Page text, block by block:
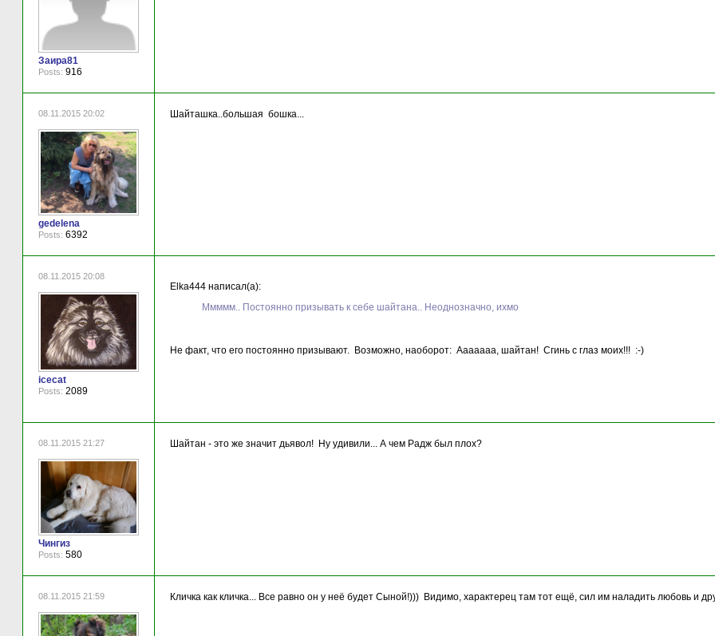
Заира81
Posts: 916
08.11.2015 20:02
gedelena
Posts: 6392
Шайташка..большая бошка...
08.11.2015 20:08
icecat
Posts: 2089
Elka444 написал(а):
Ммммм.. Постоянно призывать к себе шайтана.. Неоднозначно, ихмо
Не факт, что его постоянно призывают. Возможно, наоборот: Ааааааа, шайтан! Сгинь с глаз моих!!! :-)
08.11.2015 21:27
Чингиз
Posts: 580
Шайтан - это же значит дьявол! Ну удивили... А чем Радж был плох?
08.11.2015 21:59 Кличка как кличка... Все равно он у неё будет Сыной!))) Видимо, характерец там тот ещё, сил им наладить любовь и